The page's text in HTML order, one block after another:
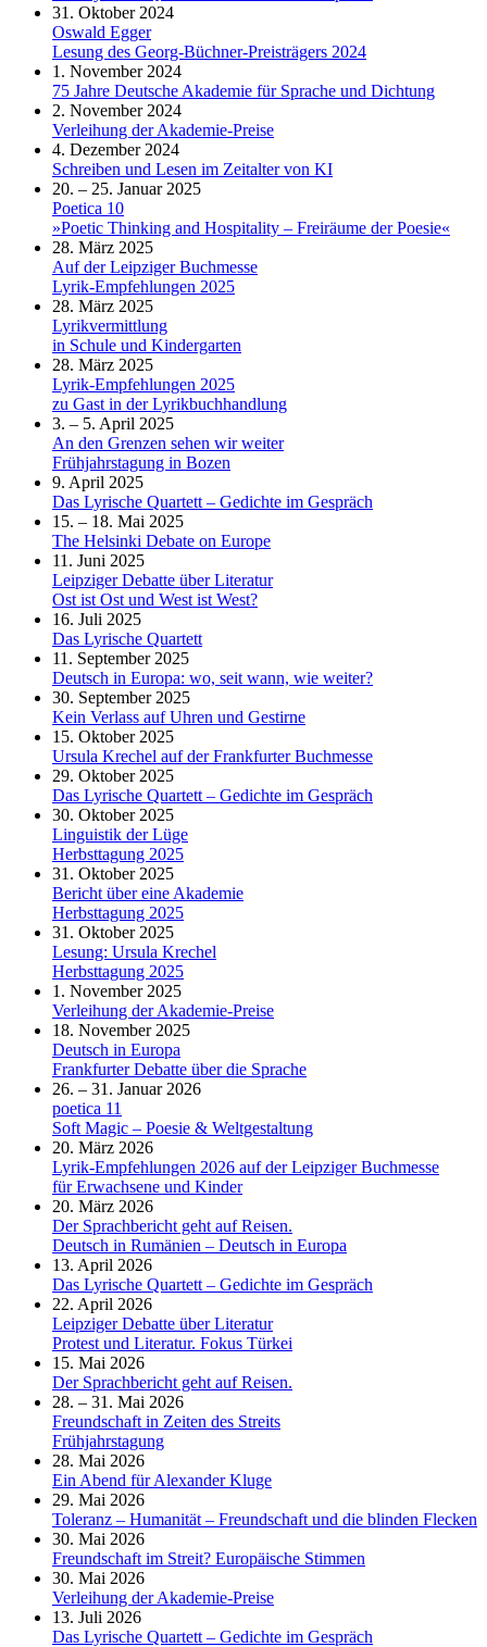
31. Oktober 2024
Oswald Egger
Lesung des Georg-Büchner-Preisträgers 2024
1. November 2024
75 Jahre Deutsche Akademie für Sprache und Dichtung
2. November 2024
Verleihung der Akademie-Preise
4. Dezember 2024
Schreiben und Lesen im Zeitalter von KI
20. – 25. Januar 2025
Poetica 10
»Poetic Thinking and Hospitality – Freiräume der Poesie«
28. März 2025
Auf der Leipziger Buchmesse
Lyrik-Empfehlungen 2025
28. März 2025
Lyrikvermittlung
in Schule und Kindergarten
28. März 2025
Lyrik-Empfehlungen 2025
zu Gast in der Lyrikbuchhandlung
3. – 5. April 2025
An den Grenzen sehen wir weiter
Frühjahrstagung in Bozen
9. April 2025
Das Lyrische Quartett – Gedichte im Gespräch
15. – 18. Mai 2025
The Helsinki Debate on Europe
11. Juni 2025
Leipziger Debatte über Literatur
Ost ist Ost und West ist West?
16. Juli 2025
Das Lyrische Quartett
11. September 2025
Deutsch in Europa: wo, seit wann, wie weiter?
30. September 2025
Kein Verlass auf Uhren und Gestirne
15. Oktober 2025
Ursula Krechel auf der Frankfurter Buchmesse
29. Oktober 2025
Das Lyrische Quartett – Gedichte im Gespräch
30. Oktober 2025
Linguistik der Lüge
Herbsttagung 2025
31. Oktober 2025
Bericht über eine Akademie
Herbsttagung 2025
31. Oktober 2025
Lesung: Ursula Krechel
Herbsttagung 2025
1. November 2025
Verleihung der Akademie-Preise
18. November 2025
Deutsch in Europa
Frankfurter Debatte über die Sprache
26. – 31. Januar 2026
poetica 11
Soft Magic – Poesie & Weltgestaltung
20. März 2026
Lyrik-Empfehlungen 2026 auf der Leipziger Buchmesse
für Erwachsene und Kinder
20. März 2026
Der Sprachbericht geht auf Reisen.
Deutsch in Rumänien – Deutsch in Europa
13. April 2026
Das Lyrische Quartett – Gedichte im Gespräch
22. April 2026
Leipziger Debatte über Literatur
Protest und Literatur. Fokus Türkei
15. Mai 2026
Der Sprachbericht geht auf Reisen.
28. – 31. Mai 2026
Freundschaft in Zeiten des Streits
Frühjahrstagung
28. Mai 2026
Ein Abend für Alexander Kluge
29. Mai 2026
Toleranz – Humanität – Freundschaft und die blinden Flecken
30. Mai 2026
Freundschaft im Streit? Europäische Stimmen
30. Mai 2026
Verleihung der Akademie-Preise
13. Juli 2026
Das Lyrische Quartett – Gedichte im Gespräch